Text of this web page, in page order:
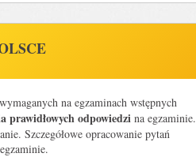
na egzaminach wstępnych
prawidłowych odpowiedzi na egzaminie.
Szczegółowe opracowanie pytań